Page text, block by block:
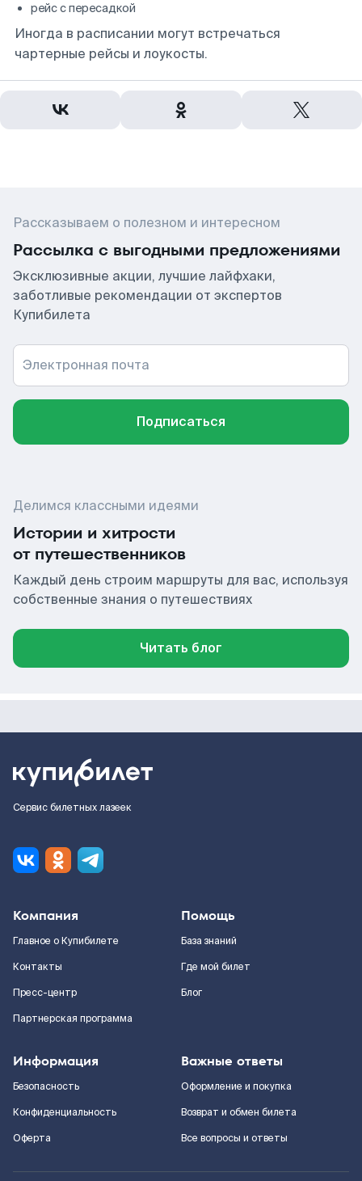
рейс с пересадкой
Иногда в расписании могут встречаться
чартерные рейсы и лоукосты.
Рассказываем о полезном и интересном
Рассылка с выгодными предложениями
Эксклюзивные акции, лучшие лайфхаки,
заботливые рекомендации от экспертов
Купибилета
Электронная почта
Подписаться
Делимся классными идеями
Истории и хитрости
от путешественников
Каждый день строим маршруты для вас, используя
собственные знания о путешествиях
Читать блог
Сервис билетных лазеек
Компания
Главное о Купибилете
Контакты
Пресс-центр
Партнерская программа
Помощь
База знаний
Где мой билет
Блог
Информация
Безопасность
Конфиденциальность
Оферта
Важные ответы
Оформление и покупка
Возврат и обмен билета
Все вопросы и ответы